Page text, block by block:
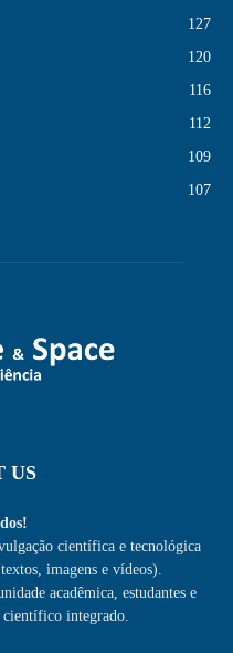
127
120
116
112
109
107
US
científica e tecnológica
imagens e vídeos).
acadêmica, estudantes e
científico integrado.